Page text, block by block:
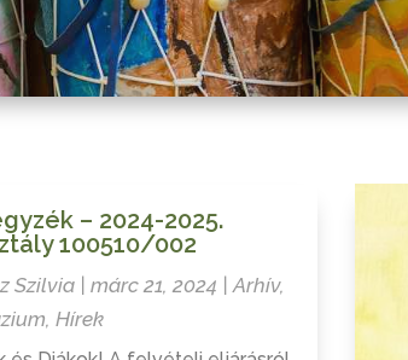
– 2024-2025.
100510/002
Szilvia| márc 21, 2024 | Arhív,
Hírek